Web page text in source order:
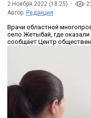
2 Ноября 2022 (18:25) ·
Автор: Редакция
Врачи областной
село Жетыбай, где оказали
сообщает Центр